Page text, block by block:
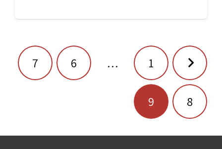
ניווט
1
…
6
7
8
9